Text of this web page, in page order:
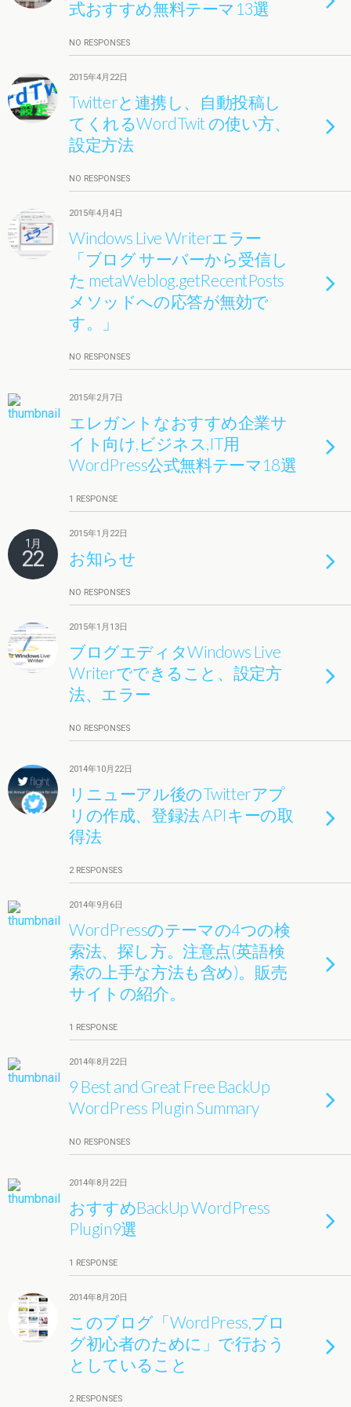
式おすすめ無料テーマ13選
NO RESPONSES
2015年4月22日
Twitterと連携し、自動投稿し
てくれるWordTwit の使い方、
設定方法
NO RESPONSES
2015年4月4日
Windows Live Writerエラー
「ブログ サーバーから受信し
た metaWeblog.getRecentPosts
メソッドへの応答が無効で
す。」
NO RESPONSES
2015年2月7日
エレガントなおすすめ企業サ
イト向け,ビジネス,IT用
WordPress公式無料テーマ18選
1 RESPONSE
1月
22
2015年1月22日
お知らせ
NO RESPONSES
2015年1月13日
ブログエディタWindows Live
Writerでできること、設定方
法、エラー
NO RESPONSES
2014年10月22日
リニューアル後のTwitterアプ
リの作成、登録法 APIキーの取
得法
2 RESPONSES
2014年9月6日
WordPressのテーマの4つの検
索法、探し方。注意点(英語検
索の上手な方法も含め)。販売
サイトの紹介。
1 RESPONSE
2014年8月22日
9 Best and Great Free BackUp
WordPress Plugin Summary
NO RESPONSES
2014年8月22日
おすすめBackUp WordPress
Plugin9選
1 RESPONSE
2014年8月20日
このブログ「WordPress,ブロ
グ初心者のために」で行おう
としていること
2 RESPONSES